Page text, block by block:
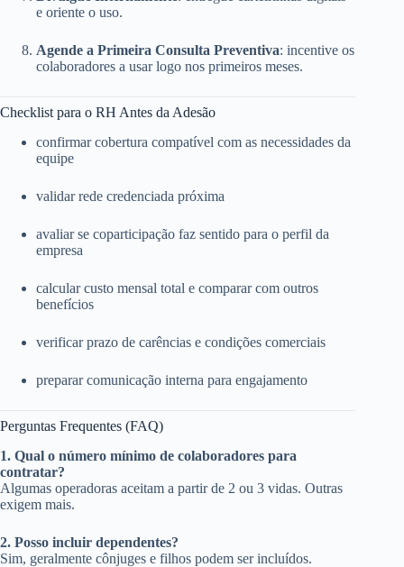
e oriente o uso.
Agende a Primeira Consulta Preventiva: incentive os
colaboradores a usar logo nos primeiros meses.
Checklist para o RH Antes da Adesão
confirmar cobertura compatível com as necessidades da
equipe
validar rede credenciada próxima
avaliar se coparticipação faz sentido para o perfil da
empresa
calcular custo mensal total e comparar com outros
benefícios
verificar prazo de carências e condições comerciais
preparar comunicação interna para engajamento
Perguntas Frequentes (FAQ)
1. Qual o número mínimo de colaboradores para
contratar?
Algumas operadoras aceitam a partir de 2 ou 3 vidas. Outras
exigem mais.
2. Posso incluir dependentes?
Sim, geralmente cônjuges e filhos podem ser incluídos.